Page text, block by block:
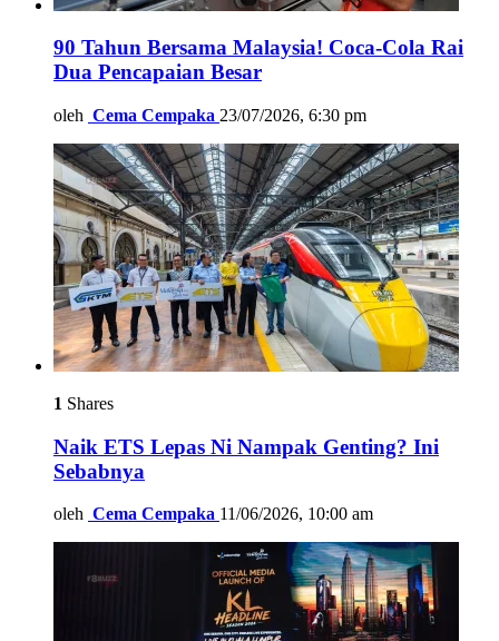
90 Tahun Bersama Malaysia! Coca-Cola Rai
Dua Pencapaian Besar
oleh Cema Cempaka 23/07/2026, 6:30 pm
1 Shares
Naik ETS Lepas Ni Nampak Genting? Ini
Sebabnya
oleh Cema Cempaka 11/06/2026, 10:00 am